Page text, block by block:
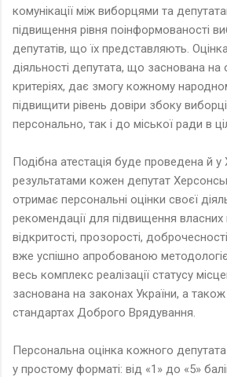
комунікації між виборцями та
підвищення рівня поінформованості
депутатів, що їх представляють.
діяльності депутата, що заснована на
критеріях, дає змогу кожному
підвищити рівень довіри збоку
персонально, так і до міської ради в
Подібна атестація буде проведена й у
результатами кожен депутат
отримає персональні оцінки своєї
рекомендації для підвищення власних
відкритості, прозорості,
вже успішно апробованою
весь комплекс реалізації статусу
заснована на законах України, а
стандартах Доброго Врядування.
Персональна оцінка кожного
у простому форматі: від «1» до «5»